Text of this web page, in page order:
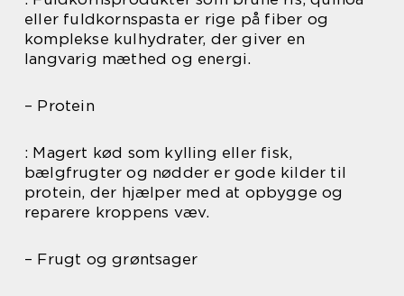
eller fuldkornspasta er rige på fiber og
komplekse kulhydrater, der giver en
langvarig mæthed og energi.
– Protein
: Magert kød som kylling eller fisk,
bælgfrugter og nødder er gode kilder til
protein, der hjælper med at opbygge og
reparere kroppens væv.
– Frugt og grøntsager